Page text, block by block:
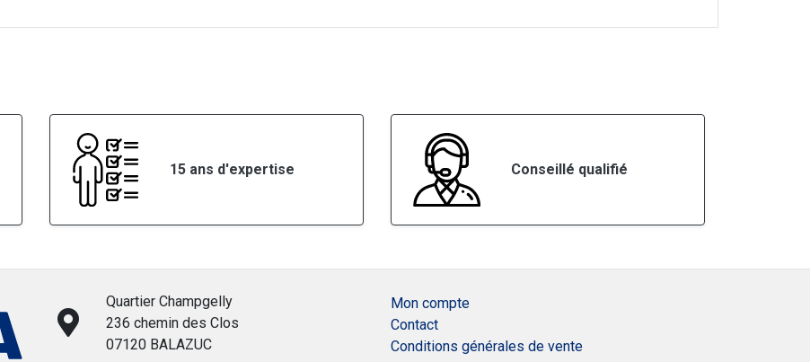
15 ans d'expertise Conseillé qualifié
Quartier Champgelly
236 chemin des Clos
07120 BALAZUC
Mon compte
Contact
Conditions générales de vente